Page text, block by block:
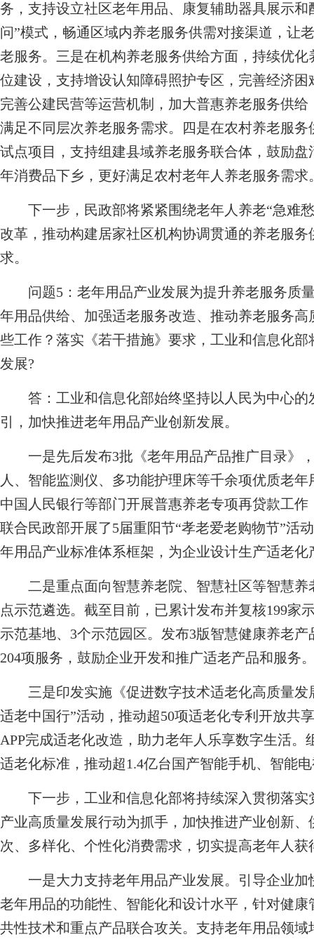
务，支持设立社区老年用品、康复辅助器具展示
问”模式，畅通区域内养老服务供需对接渠道，让
老服务。三是在机构养老服务供给方面，持续优
位建设，支持增设认知障碍照护专区，完善经济
完善公建民营等运营机制，加大普惠养老服务供
满足不同层次养老服务需求。四是在农村养老服
试点项目，支持组建县域养老服务联合体，鼓励
年消费品下乡，更好满足农村老年人养老服务需求
下一步，民政部将紧紧围绕老年人养老“急难愁
改革，推动构建居家社区机构协调贯通的养老服
求。
问题5：老年用品产业发展为提升养老服务质
年用品供给、加强适老服务改造、推动养老服务
些工作？落实《若干措施》要求，工业和信息化
发展?
答：工业和信息化部始终坚持以人民为中心的
引，加快推进老年用品产业创新发展。
一是先后发布3批《老年用品产品推广目录》
人、智能监测仪、多功能护理床等千余项优质老
中国人民银行等部门开展普惠养老专项再贷款工
联合民政部开展了5届重阳节“孝老爱老购物节”活
年用品产业标准体系框架，为企业设计生产适老化
二是重点面向智慧养老院、智慧社区等智慧养
点示范遴选。截至目前，已累计发布并复核199家
示范基地、3个示范园区。发布3版智慧健康养老
204项服务，鼓励企业开发和推广适老产品和服务
三是印发实施《促进数字技术适老化高质量发
适老中国行”活动，推动超50项适老化专利开放共
APP完成适老化改造，助力老年人乐享数字生活
适老化标准，推动超1.4亿台国产智能手机、智能
下一步，工业和信息化部将持续深入贯彻落实
产业高质量发展行动为抓手，加快推进产业创新
次、多样化、个性化消费需求，切实提高老年人
一是大力支持老年用品产业发展。引导企业加
老年用品的功能性、智能化和设计水平，针对健
共性技术和重点产品联合攻关。支持老年用品领